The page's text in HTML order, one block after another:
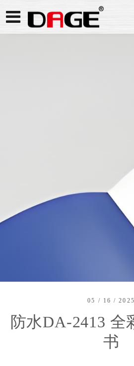
05 / 16 / 2025
防水DA-2413 全
书